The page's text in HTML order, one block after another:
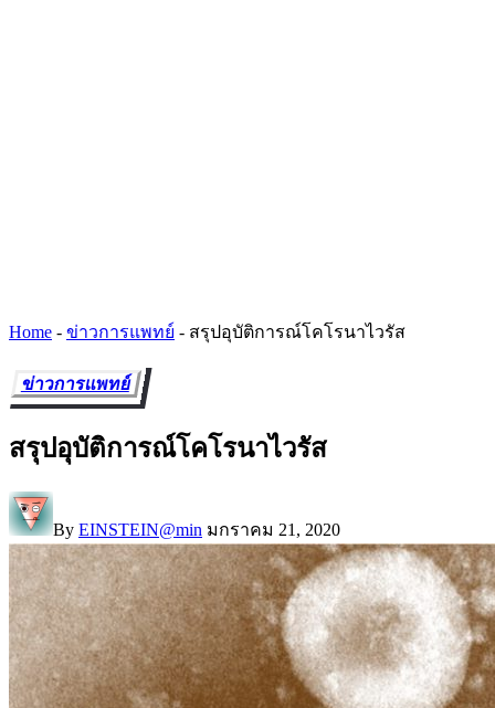
Home - ข่าวการแพทย์ - สรุปอุบัติการณ์โคโรนาไวรัส
ข่าวการแพทย์
สรุปอุบัติการณ์โคโรนาไวรัส
By EINSTEIN@min มกราคม 21, 2020